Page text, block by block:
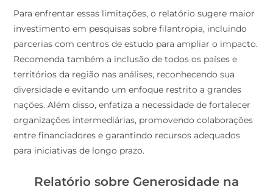
Para enfrentar essas limitações, o relatório sugere maior
investimento em pesquisas sobre filantropia, incluindo
parcerias com centros de estudo para ampliar o impacto.
Recomenda também a inclusão de todos os países e
territórios da região nas análises, reconhecendo sua
diversidade e evitando um enfoque restrito a grandes
nações. Além disso, enfatiza a necessidade de fortalecer
organizações intermediárias, promovendo colaborações
entre financiadores e garantindo recursos adequados
para iniciativas de longo prazo.
Relatório sobre Generosidade na